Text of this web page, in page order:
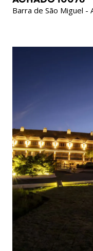
Barra de São Miguel -